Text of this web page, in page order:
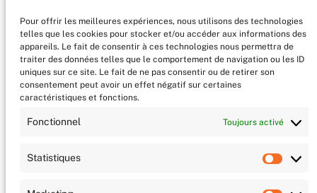
Pour offrir les meilleures expériences, nous utilisons des technologies
telles que les cookies pour stocker et/ou accéder aux informations des
appareils. Le fait de consentir à ces technologies nous permettra de
traiter des données telles que le comportement de navigation ou les ID
uniques sur ce site. Le fait de ne pas consentir ou de retirer son
consentement peut avoir un effet négatif sur certaines
caractéristiques et fonctions.
Fonctionnel Toujours activé
Statistiques
Technologie (2)
Uncategorized
Vient de paraitre / A paraitre (8)